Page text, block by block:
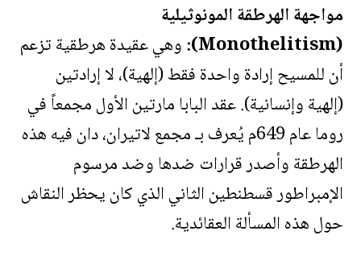
مواجهة الهرطقة المونوثيلية
(Monothelitism):
وهي عقيدة هرطقية تزعم
أن للمسيح إرادة واحدة فقط (إلهية)، لا إرادتين
(إلهية وإنسانية). عقد البابا مارتين الأول مجمعاً في
روما عام 649م يُعرف بـ مجمع لاتيران، دان فيه هذه
الهرطقة وأصدر قرارات ضدها وضد مرسوم
الإمبراطور قسطنطين الثاني الذي كان يحظر النقاش
حول هذه المسألة العقائدية.